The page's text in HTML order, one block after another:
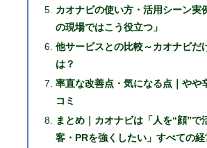
カオナビの使い方・活用シーン実
の現場ではこう役立つ」
他サービスとの比較～カオナビだ
は？
率直な改善点・気になる点｜やや
コミ
まとめ｜カオナビは「人を“顔”で
客・PRを強くしたい」すべての